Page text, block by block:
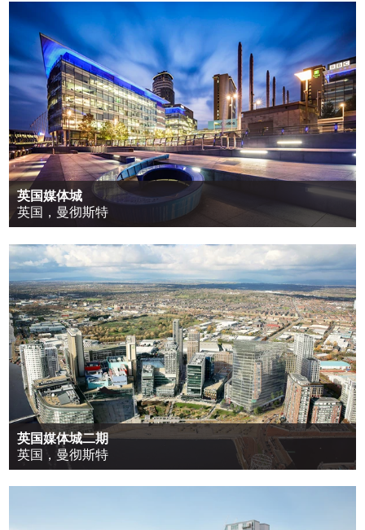
英国媒体城
英国，曼彻斯特
英国媒体城二期
英国，曼彻斯特